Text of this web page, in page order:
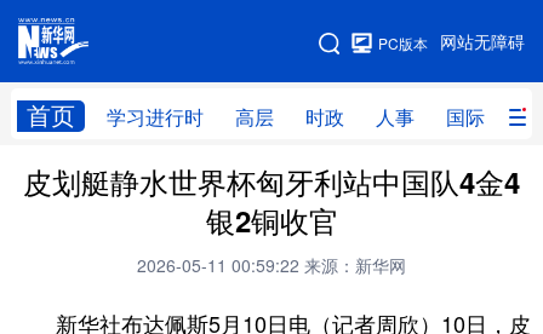
网站无障碍
PC版本
首页 学习进行时 高层 时政 人事 国际 财
网站地图
学习进行时 高层 时政 人事
财经 网评
皮划艇静水世界杯匈牙利站中国队4金4
银2铜收官
2026-05-11 00:59:22 来源：新华网
新华社布达佩斯5月10日电（记者周欣）10日，皮